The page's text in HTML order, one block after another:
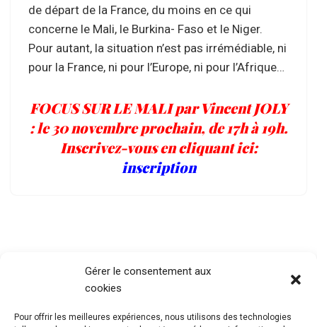
Gérer le consentement aux
cookies
Pour offrir les meilleures expériences, nous utilisons des technologies
de départ de la France, du moins en ce qui
concerne le Mali, le Burkina- Faso et le Niger.
Pour autant, la situation n’est pas irrémédiable, ni
pour la France, ni pour l’Europe, ni pour l’Afrique…
FOCUS SUR LE MALI par Vincent JOLY
: le 30 novembre prochain, de 17h à 19h.
Inscrivez-vous en cliquant ici:
inscription